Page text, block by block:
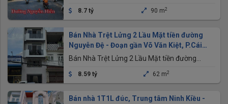
8.7 tỷ 90 m2
Bán Nhà Trệt Lửng 2 Lầu Mặt tiền đường
Nguyễn Đệ - Đoạn gần Võ Văn Kiệt, P.Cái
Khế
Bán Nhà Trệt Lửng 2 Lầu Mặt tiền đường
8.59 tỷ 62 m2
Bán nhà 1T1L đúc, Trung tâm Ninh Kiều -